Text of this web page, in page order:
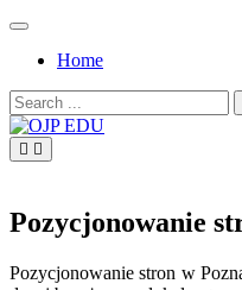
Skip
contentHome
Search
for:
Pozycjonowanie
Pozycjonowanie stron w